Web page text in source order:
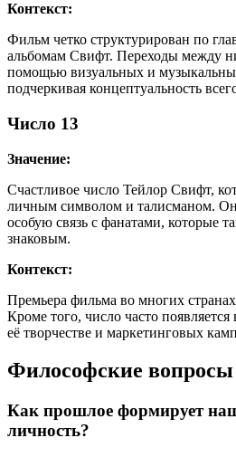
Контекст:
Фильм четко структурирован по
альбомам Свифт. Переходы между
помощью визуальных и
подчеркивая концептуальность
Число 13
Значение:
Счастливое число Тейлор Свифт,
личным символом и талисманом.
особую связь с фанатами, которые
знаковым.
Контекст:
Премьера фильма во многих странах
Кроме того, число часто
её творчестве и маркетинговых
Философские вопросы
Как прошлое формирует
личность?